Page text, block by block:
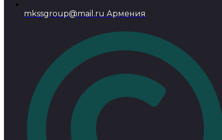
mkssgroup@mail.ru Армения